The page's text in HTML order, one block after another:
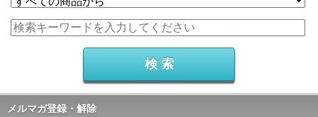
メルマガ登録・解除